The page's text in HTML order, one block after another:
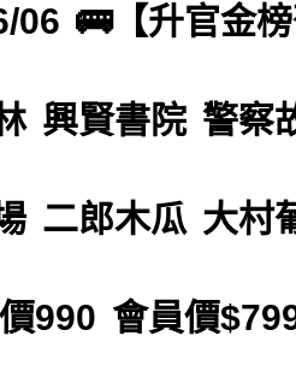
🚌【升官金榜
興賢書院 警察
二郎木瓜 大村
990 會員價